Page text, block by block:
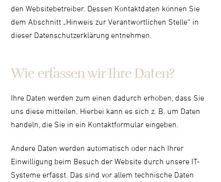
den Websitebetreiber. Dessen Kontaktdaten können Sie
dem Abschnitt „Hinweis zur Verantwortlichen Stelle“ in
dieser Datenschutzerklärung entnehmen.
Wie erfassen wir Ihre Daten?
Ihre Daten werden zum einen dadurch erhoben, dass Sie
uns diese mitteilen. Hierbei kann es sich z. B. um Daten
handeln, die Sie in ein Kontaktformular eingeben.
Andere Daten werden automatisch oder nach Ihrer
Einwilligung beim Besuch der Website durch unsere IT-
Systeme erfasst. Das sind vor allem technische Daten